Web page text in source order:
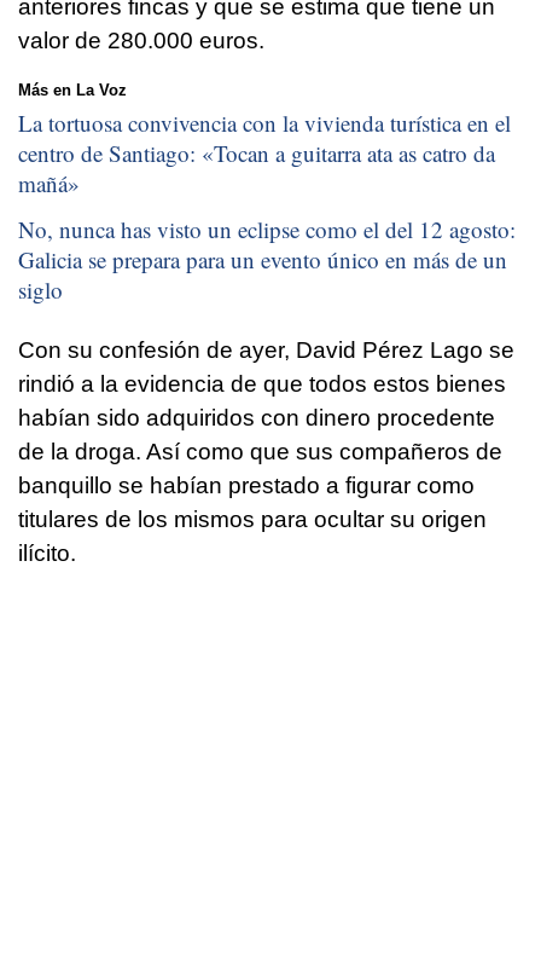
anteriores fincas y que se estima que tiene un
valor de 280.000 euros.
Más en La Voz
La tortuosa convivencia con la vivienda turística en el
centro de Santiago: «Tocan a guitarra ata as catro da
mañá»
No, nunca has visto un eclipse como el del 12 agosto:
Galicia se prepara para un evento único en más de un
siglo
Con su confesión de ayer, David Pérez Lago se
rindió a la evidencia de que todos estos bienes
habían sido adquiridos con dinero procedente
de la droga. Así como que sus compañeros de
banquillo se habían prestado a figurar como
titulares de los mismos para ocultar su origen
ilícito.